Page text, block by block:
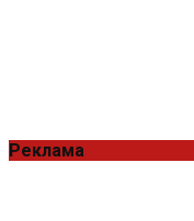
Реклама